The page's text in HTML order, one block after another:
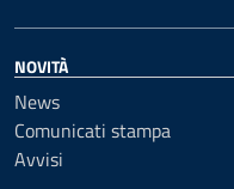
NOVITÀ
News
Comunicati stampa
Avvisi